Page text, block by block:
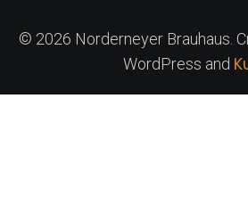
© 2026 Norderneyer Brauhaus.
WordPress and